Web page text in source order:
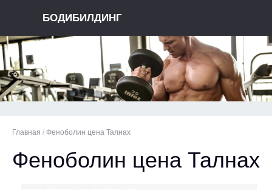
БОДИБИЛДИНГ
Главная / Феноболин цена Талнах
Феноболин цена Талнах